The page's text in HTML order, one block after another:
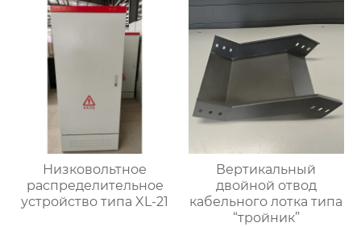
Низковольтное
распределительное
устройство типа XL-21
Вертикальный
двойной отвод
кабельного лотка типа
“тройник”